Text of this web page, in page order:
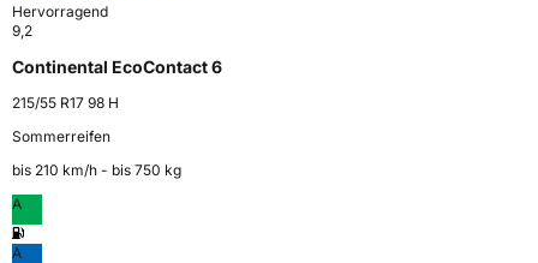
Hervorragend
9,2
Continental EcoContact 6
215/55 R17 98 H
Sommerreifen
bis 210 km⁠/⁠h - bis 750 kg
A
A